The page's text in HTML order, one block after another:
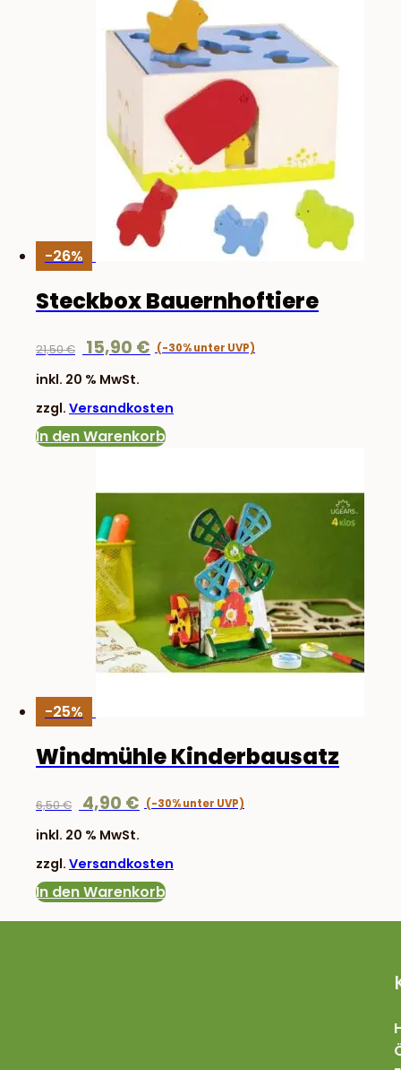
-26%
Steckbox Bauernhoftiere
21,50€
Ursprünglicher
war:
21,50 €
15,90 €
inkl. 20 % MwSt.
zzgl. Versandkosten
In den Warenkorb
-25%
Windmühle Kinderbausatz
6,50€
Ursprünglicher
war:
6,50 €
4,90 €
inkl. 20 % MwSt.
zzgl. Versandkosten
In den Warenkorb